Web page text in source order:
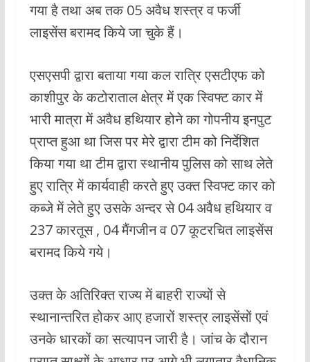
गया है तथा अब तक 05 अवैध शस्त्र व फर्जी
लाइसेंस बरामद किये जा चुके हैं।
एसएसपी द्वारा बताया गया कल रात्रि एसटीएफ को
काशीपुर के कटोराताल क्षेत्र में एक स्विफ्ट कार में
भारी मात्रा में अवैध हथियार होने का गोपनीय इनपुट
प्राप्त हुआ था जिस पर मेरे द्वारा टीम को निर्देशित
किया गया था टीम द्वारा स्थानीय पुलिस को साथ लेते
हुए रात्रि में कार्यवाही करते हुए उक्त स्विफ्ट कार को
कब्जे में लेते हुए उसके अन्दर से 04 अवैध हथियार व
237 कारतूस , 04 मैंगजीन व 07 कूटरचित लाइसेंस
बरामद किये गये।
उक्त के अतिरिक्त राज्य में बाहरी राज्यों से
स्थानान्तरित होकर आए हजारों शस्त्र लाइसेंसों एवं
उनके धारकों का सत्यापन जारी है। जांच के दौरान